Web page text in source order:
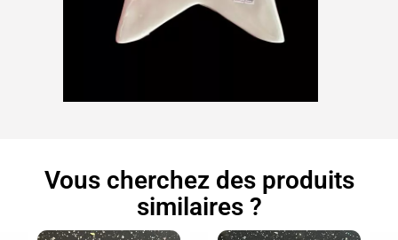
Vous cherchez des produits
similaires ?